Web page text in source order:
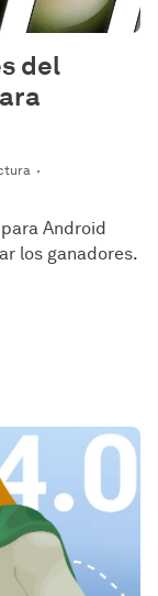
del
Android
los ganadores.